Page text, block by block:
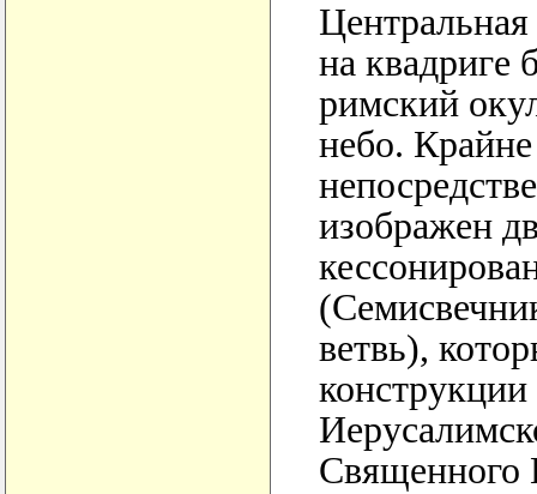
Центральная
на квадриге
римский
небо.
изображен
ветвь),
Священного